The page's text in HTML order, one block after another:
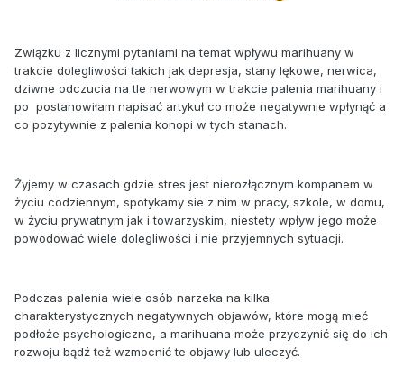
Związku z licznymi pytaniami na temat wpływu marihuany w
trakcie dolegliwości takich jak depresja, stany lękowe, nerwica,
dziwne odczucia na tle nerwowym w trakcie palenia marihuany i
po postanowiłam napisać artykuł co może negatywnie wpłynąć a
co pozytywnie z palenia konopi w tych stanach.
Żyjemy w czasach gdzie stres jest nierozłącznym kompanem w
życiu codziennym, spotykamy sie z nim w pracy, szkole, w domu,
w życiu prywatnym jak i towarzyskim, niestety wpływ jego może
powodować wiele dolegliwości i nie przyjemnych sytuacji.
Podczas palenia wiele osób narzeka na kilka
charakterystycznych negatywnych objawów, które mogą mieć
podłoże psychologiczne, a marihuana może przyczynić się do ich
rozwoju bądź też wzmocnić te objawy lub uleczyć.